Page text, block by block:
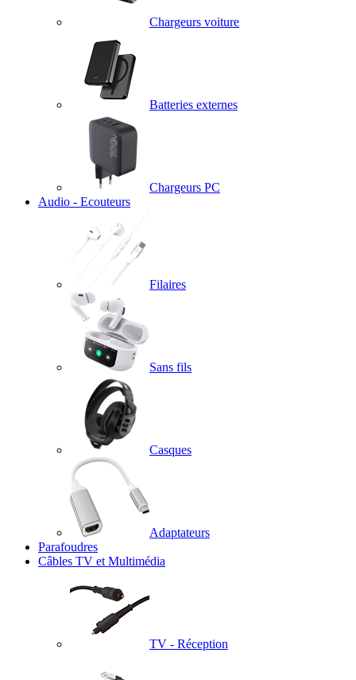
Chargeurs voiture
Batteries externes
Chargeurs PC
Audio - Ecouteurs
Filaires
Sans fils
Casques
Adaptateurs
Parafoudres
Câbles TV et Multimédia
TV - Réception